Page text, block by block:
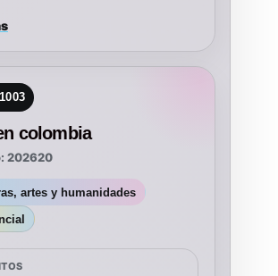
se concentra en explorar y
simbólicos, algunos extremos de
humana entre los cuales
movemos: caos-orden,
razón, experiencia-
oscuridad-luz, etc. El
la historia de estos dos
como un péndulo en el que los
se unen. A pesar de que
colombia
202620
artes y humanidades